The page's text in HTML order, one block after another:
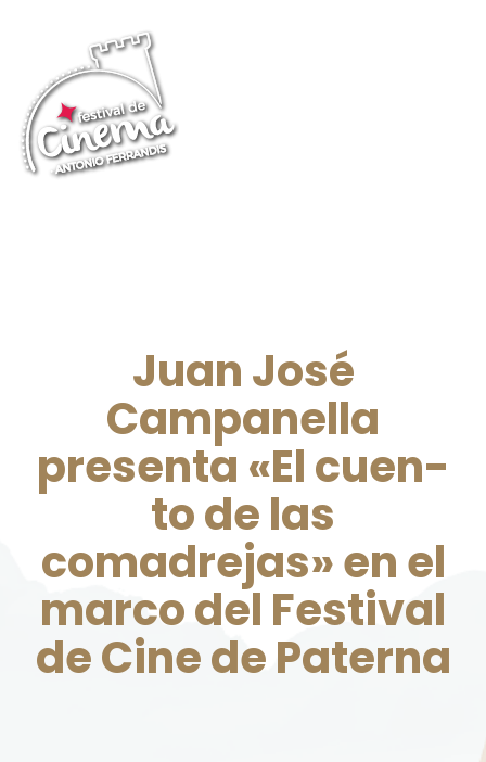
Juan José
Campanella
presenta «El cuen-
to de las
comadrejas» en el
marco del Festival
de Cine de Paterna